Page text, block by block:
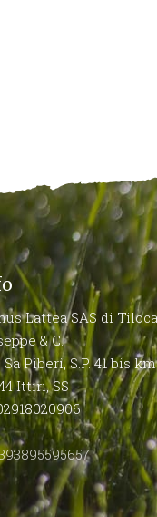
Lattea SAS di
& C.
Sa Piberi, S.P. 41 bis
Ittiri, SS